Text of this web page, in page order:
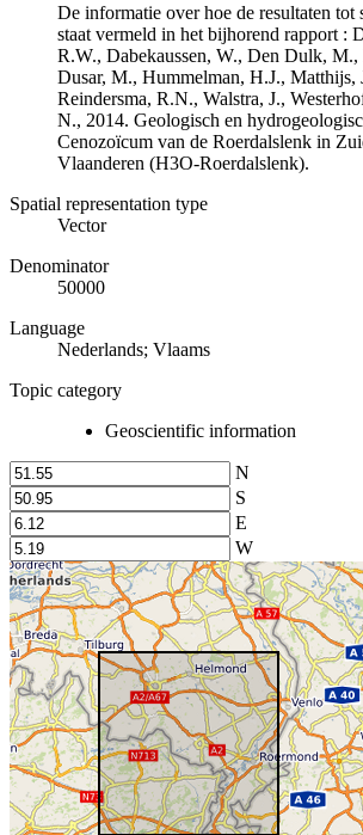
De informatie over hoe de resultaten tot
staat vermeld in het bijhorend rapport :
R.W., Dabekaussen, W., Den Dulk, M.,
Dusar, M., Hummelman, H.J., Matthijs,
Reindersma, R.N., Walstra, J.,
N., 2014. Geologisch en
Cenozoïcum van de Roerdalslenk in
Vlaanderen (H3O-Roerdalslenk).
Spatial representation type
Vector
Denominator
50000
Language
Nederlands; Vlaams
Topic category
Geoscientific information
N
S
E
W